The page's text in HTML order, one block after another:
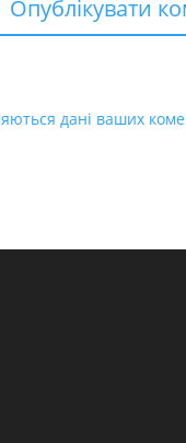
дані ваших